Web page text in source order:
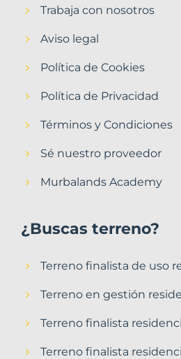
Trabaja con nosotros
Aviso legal
Política de Cookies
Política de Privacidad
Términos y Condiciones
Sé nuestro proveedor
Murbalands Academy
¿Buscas terreno?
Terreno finalista de uso
Terreno en gestión
Terreno finalista
Terreno finalista